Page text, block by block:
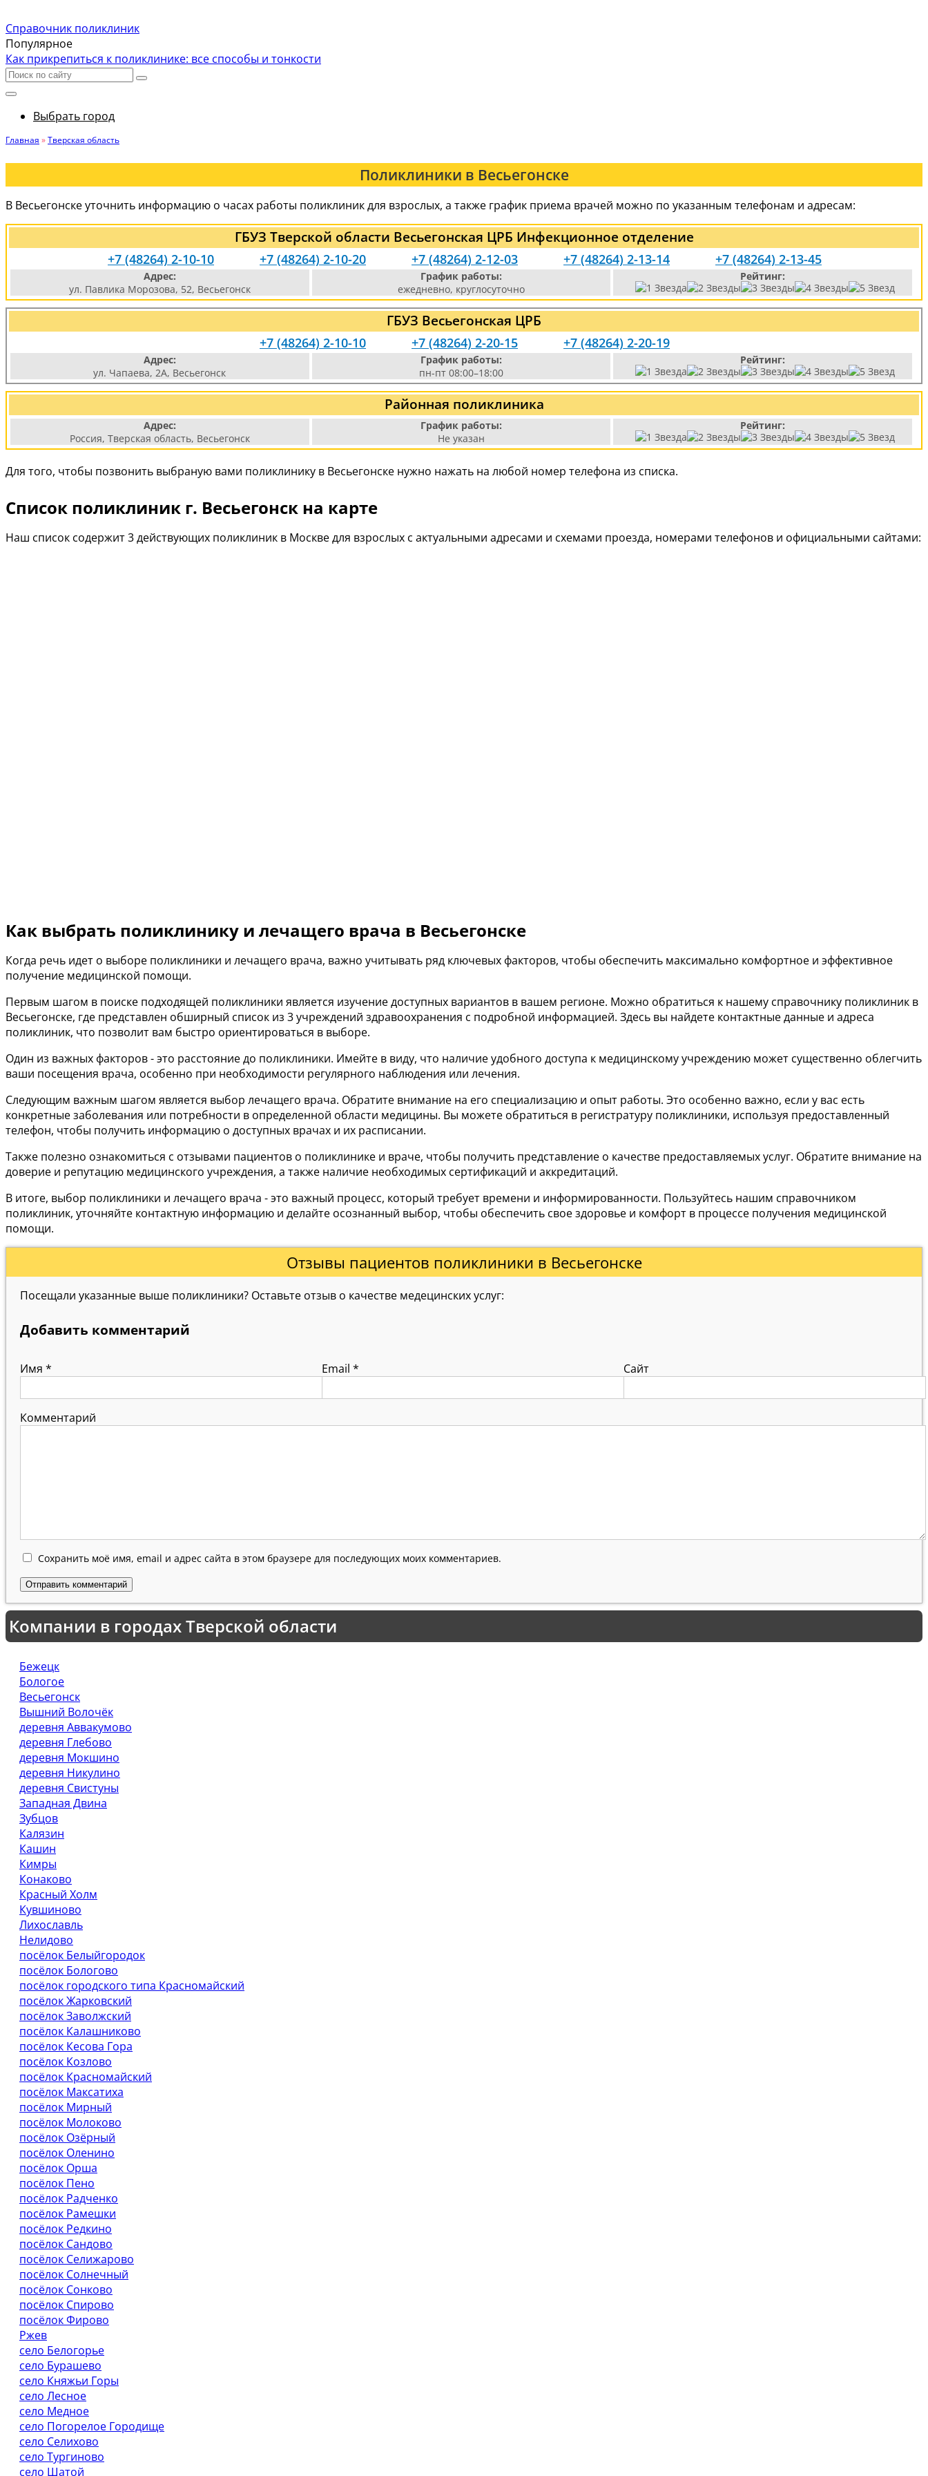
Справочник поликлиник
Популярное
Как прикрепиться к поликлинике: все способы и тонкости
Выбрать город
Главная »Тверская область
Поликлиники в Весьегонске
В Весьегонске уточнить информацию о часах работы поликлиник для взрослых, а также график приема врачей можно по указанным телефонам и адресам:
ГБУЗ Тверской области Весьегонская ЦРБ Инфекционное отделение
+7 (48264) 2-10-10 +7 (48264) 2-10-20 +7 (48264) 2-12-03 +7 (48264) 2-13-14 +7 (48264) 2-13-45
Адрес:
ул. Павлика Морозова, 52, Весьегонск
График работы:
ежедневно, круглосуточно
Рейтинг:
ГБУЗ Весьегонская ЦРБ
+7 (48264) 2-10-10 +7 (48264) 2-20-15 +7 (48264) 2-20-19
Адрес:
ул. Чапаева, 2А, Весьегонск
График работы:
пн-пт 08:00–18:00
Рейтинг:
Районная поликлиника
Адрес:
Россия, Тверская область, Весьегонск
График работы:
Не указан
Рейтинг:
Для того, чтобы позвонить выбраную вами поликлинику в Весьегонске нужно нажать на любой номер телефона из списка.
Список поликлиник г. Весьегонск на карте
Наш список содержит 3 действующих поликлиник в Москве для взрослых с актуальными адресами и схемами проезда, номерами телефонов и официальными сайтами:
Как выбрать поликлинику и лечащего врача в Весьегонске
Когда речь идет о выборе поликлиники и лечащего врача, важно учитывать ряд ключевых факторов, чтобы обеспечить максимально комфортное и эффективное
получение медицинской помощи.
Первым шагом в поиске подходящей поликлиники является изучение доступных вариантов в вашем регионе. Можно обратиться к нашему справочнику поликлиник в
Весьегонске, где представлен обширный список из 3 учреждений здравоохранения с подробной информацией. Здесь вы найдете контактные данные и адреса
поликлиник, что позволит вам быстро ориентироваться в выборе.
Один из важных факторов - это расстояние до поликлиники. Имейте в виду, что наличие удобного доступа к медицинскому учреждению может существенно облегчить
ваши посещения врача, особенно при необходимости регулярного наблюдения или лечения.
Следующим важным шагом является выбор лечащего врача. Обратите внимание на его специализацию и опыт работы. Это особенно важно, если у вас есть
конкретные заболевания или потребности в определенной области медицины. Вы можете обратиться в регистратуру поликлиники, используя предоставленный
телефон, чтобы получить информацию о доступных врачах и их расписании.
Также полезно ознакомиться с отзывами пациентов о поликлинике и враче, чтобы получить представление о качестве предоставляемых услуг. Обратите внимание на
доверие и репутацию медицинского учреждения, а также наличие необходимых сертификаций и аккредитаций.
В итоге, выбор поликлиники и лечащего врача - это важный процесс, который требует времени и информированности. Пользуйтесь нашим справочником
поликлиник, уточняйте контактную информацию и делайте осознанный выбор, чтобы обеспечить свое здоровье и комфорт в процессе получения медицинской
помощи.
Отзывы пациентов поликлиники в Весьегонске
Посещали указанные выше поликлиники? Оставьте отзыв о качестве медецинских услуг:
Добавить комментарий
Имя * Email* Сайт
Комментарий
Сохранить моё имя, email и адрес сайта в этом браузере для последующих моих комментариев.
Компании в городах Тверской области
Бежецк
Бологое
Весьегонск
Вышний Волочёк
деревня Аввакумово
деревня Глебово
деревня Мокшино
деревня Никулино
деревня Свистуны
Западная Двина
Зубцов
Калязин
Кашин
Кимры
Конаково
Красный Холм
Кувшиново
Лихославль
Нелидово
посёлок Белыйгородок
посёлок Бологово
посёлок городского типа Красномайский
посёлок Жарковский
посёлок Заволжский
посёлок Калашниково
посёлок Кесова Гора
посёлок Козлово
посёлок Красномайский
посёлок Максатиха
посёлок Мирный
посёлок Молоково
посёлок Озёрный
посёлок Оленино
посёлок Орша
посёлок Пено
посёлок Радченко
посёлок Рамешки
посёлок Редкино
посёлок Сандово
посёлок Селижарово
посёлок Солнечный
посёлок Сонково
посёлок Спирово
посёлок Фирово
Ржев
село Белогорье
село Бурашево
село Княжьи Горы
село Лесное
село Медное
село Погорелое Городище
село Селихово
село Тургиново
село Шатой